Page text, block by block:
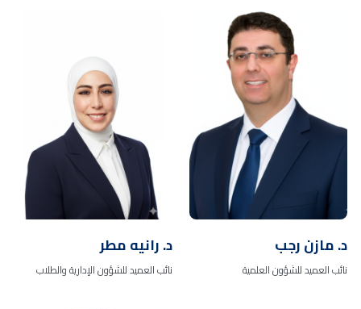
د. مازن رجب
نائب العميد للشؤون العلمية
د. رانيه مطر
نائب العميد للشؤون الإدارية والطلاب